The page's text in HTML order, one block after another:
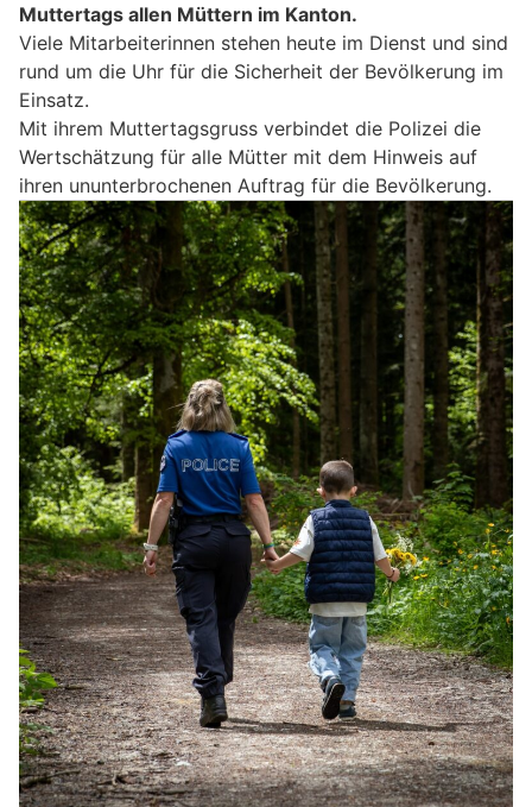
Muttertags allen Müttern im Kanton.
Viele Mitarbeiterinnen stehen heute im Dienst und sind
rund um die Uhr für die Sicherheit der Bevölkerung im
Einsatz.
Mit ihrem Muttertagsgruss verbindet die Polizei die
Wertschätzung für alle Mütter mit dem Hinweis auf
ihren ununterbrochenen Auftrag für die Bevölkerung.